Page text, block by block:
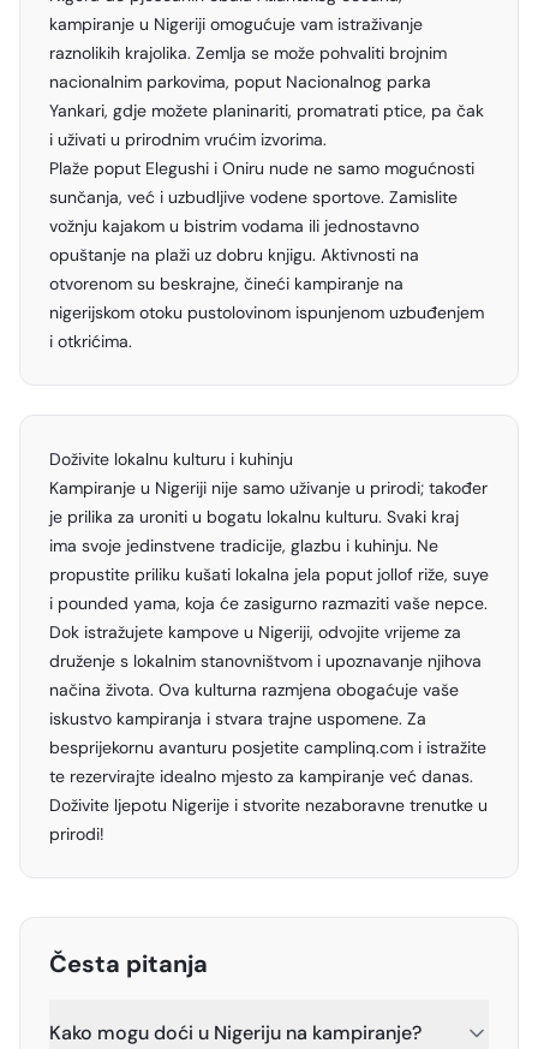
kampiranje u Nigeriji omogućuje vam istraživanje
raznolikih krajolika. Zemlja se može pohvaliti brojnim
nacionalnim parkovima, poput Nacionalnog parka
Yankari, gdje možete planinariti, promatrati ptice, pa čak
i uživati u prirodnim vrućim izvorima.
Plaže poput Elegushi i Oniru nude ne samo mogućnosti
sunčanja, već i uzbudljive vodene sportove. Zamislite
vožnju kajakom u bistrim vodama ili jednostavno
opuštanje na plaži uz dobru knjigu. Aktivnosti na
otvorenom su beskrajne, čineći kampiranje na
nigerijskom otoku pustolovinom ispunjenom uzbuđenjem
i otkrićima.
Doživite lokalnu kulturu i kuhinju
Kampiranje u Nigeriji nije samo uživanje u prirodi; također
je prilika za uroniti u bogatu lokalnu kulturu. Svaki kraj
ima svoje jedinstvene tradicije, glazbu i kuhinju. Ne
propustite priliku kušati lokalna jela poput jollof riže, suye
i pounded yama, koja će zasigurno razmaziti vaše nepce.
Dok istražujete kampove u Nigeriji, odvojite vrijeme za
druženje s lokalnim stanovništvom i upoznavanje njihova
načina života. Ova kulturna razmjena obogaćuje vaše
iskustvo kampiranja i stvara trajne uspomene. Za
besprijekornu avanturu posjetite camplinq.com i istražite
te rezervirajte idealno mjesto za kampiranje već danas.
Doživite ljepotu Nigerije i stvorite nezaboravne trenutke u
prirodi!
Česta pitanja
Kako mogu doći u Nigeriju na kampiranje?